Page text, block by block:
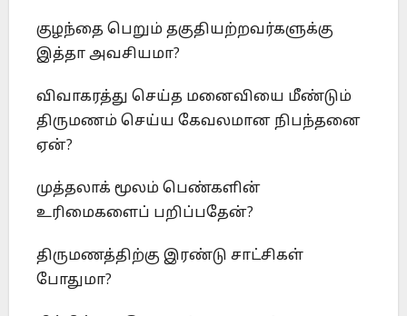
குழந்தை பெறும் தகுதியற்றவர்களுக்கு
இத்தா அவசியமா?
விவாகரத்து செய்த மனைவியை மீண்டும்
திருமணம் செய்ய கேவலமான நிபந்தனை
ஏன்?
முத்தலாக் மூலம் பெண்களின்
உரிமைகளைப் பறிப்பதேன்?
திருமணத்திற்கு இரண்டு சாட்சிகள்
போதுமா?